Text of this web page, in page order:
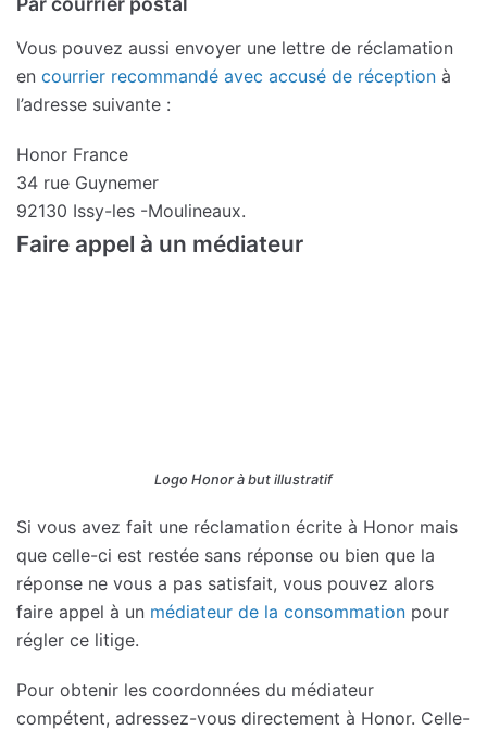
Vous pouvez aussi envoyer une lettre de réclamation
en courrier recommandé avec accusé de réception à
l’adresse suivante :
Honor France
34 rue Guynemer
92130 Issy-les -Moulineaux.
Faire appel à un médiateur
Logo Honor à but illustratif
Si vous avez fait une réclamation écrite à Honor mais
que celle-ci est restée sans réponse ou bien que la
réponse ne vous a pas satisfait, vous pouvez alors
faire appel à un médiateur de la consommation pour
régler ce litige.
Pour obtenir les coordonnées du médiateur
compétent, adressez-vous directement à Honor. Celle-